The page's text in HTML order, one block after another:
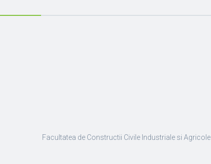
Facultatea de Constructii Civile Industriale si Agricole